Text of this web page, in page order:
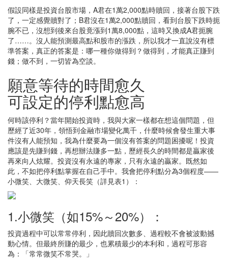
假設同樣是投資台股市場，A君在1萬2,000點時贖回，接著台股下跌
了，一定感覺贖對了；B君沒在1萬2,000點贖回，看到台股下跌時扼
腕不已，沒想到後來台股竟漲到1萬8,000點，這時又換成A君扼腕
了……。沒人能預測最高點和股市的漲跌，所以我才一直說沒有標
準答案，真正的答案是：哪一種你做得到？做得到，才能真正賺到
錢；做不到，一切皆為空談。
願意等待的時間愈久
可設定的停利點愈高
何時該停利？當年開始投資時，我與大家一樣都在想這個問題，但
歷經了近30年，領悟到金融市場變化萬千，什麼時候會發生重大事
件沒有人能預知，我為什麼要為一個沒有答案的問題困擾呢！投資
應該是先賺到錢，再想辦法賺多一點，歷經長久的時間都是贏家後
再來向人炫耀。投資沒有永遠的專家，只有永遠的贏家。既然如
此，不如把停利點掌握在自己手中。我會把停利點分為3個程度——
小微笑、大微笑、仰天長笑（詳見表1）：
1.小微笑（如15%～20%）：
投資過程中可以常常停利，因此贖回次數多、過程較不會被波動撼
動心情。但最終所賺的最少，也累積最少的本利和，過程可形容
為：「常常微笑不常哭。」